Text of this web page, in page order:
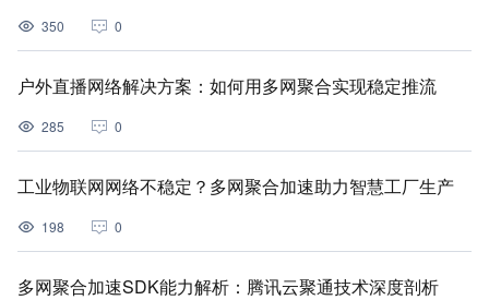
350 0
户外直播网络解决方案：如何用多网聚合实现稳定推流
285 0
工业物联网网络不稳定？多网聚合加速助力智慧工厂生产
198 0
多网聚合加速SDK能力解析：腾讯云聚通技术深度剖析